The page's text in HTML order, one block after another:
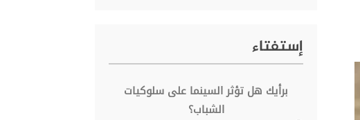
إستفتاء
برأيك هل تؤثر السينما على سلوكيات
الشباب؟